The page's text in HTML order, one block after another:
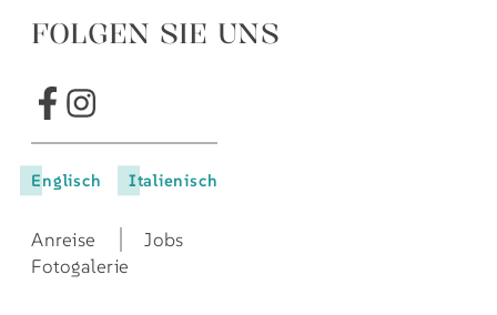
FOLGEN SIE UNS
Englisch Italienisch
Anreise
Jobs
Fotogalerie